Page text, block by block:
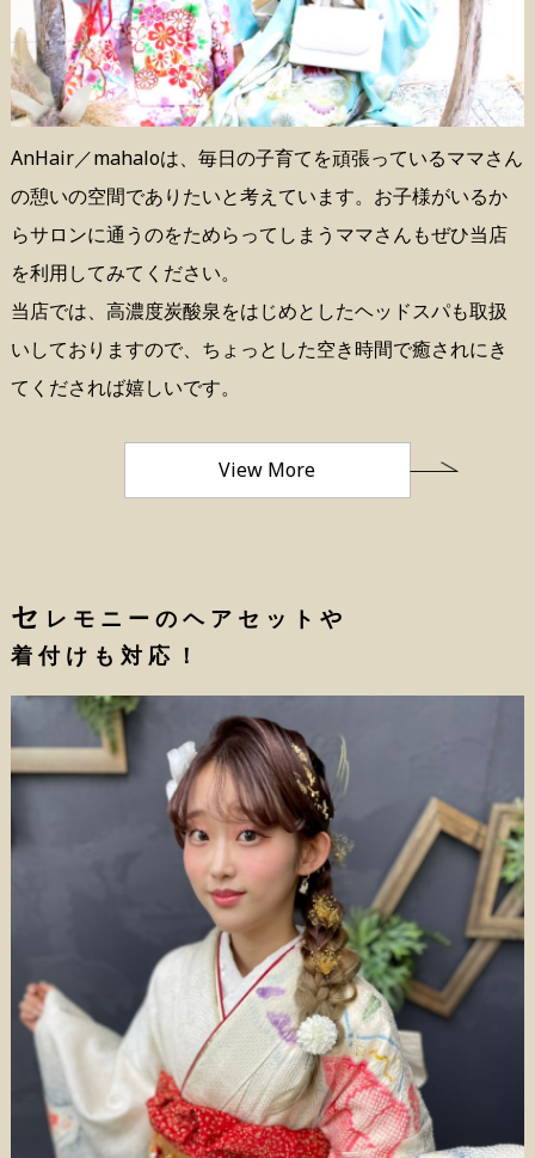
AnHair／mahaloは、毎日の子育てを頑張っているママさん
の憩いの空間でありたいと考えています。お子様がいるか
らサロンに通うのをためらってしまうママさんもぜひ当店
を利用してみてください。
当店では、高濃度炭酸泉をはじめとしたヘッドスパも取扱
いしておりますので、ちょっとした空き時間で癒されにき
てくだされば嬉しいです。
View More
セ レモニーのヘアセットや
着付けも対応！